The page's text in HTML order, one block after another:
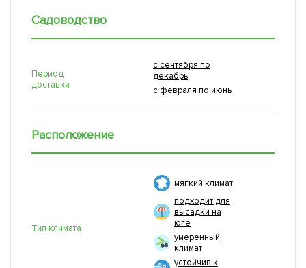
Садоводство
Период
доставки
с сентября по
декабрь
с февраля по июнь
Расположение
Тип климата
мягкий климат
подходит для
высадки на
юге
умеренный
климат
устойчив к